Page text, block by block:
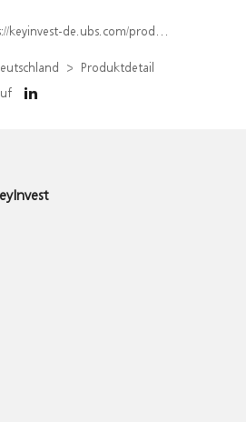
de.ubs.com/produkt/detail/index/isin/DE000WA4LYV6
Produktdetail